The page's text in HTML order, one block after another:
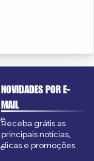
NOVIDADES POR E-
MAIL
Receba grátis as
principais notícias,
dicas e promoções